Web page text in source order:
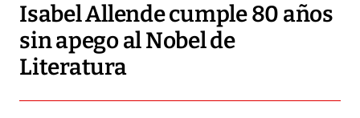
Isabel Allende cumple 80 años
sin apego al Nobel de
Literatura